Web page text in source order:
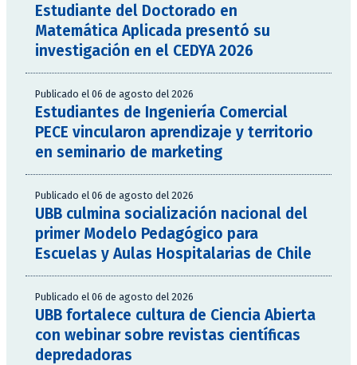
Estudiante del Doctorado en
Matemática Aplicada presentó su
investigación en el CEDYA 2026
Publicado el 06 de agosto del 2026
Estudiantes de Ingeniería Comercial
PECE vincularon aprendizaje y territorio
en seminario de marketing
Publicado el 06 de agosto del 2026
UBB culmina socialización nacional del
primer Modelo Pedagógico para
Escuelas y Aulas Hospitalarias de Chile
Publicado el 06 de agosto del 2026
UBB fortalece cultura de Ciencia Abierta
con webinar sobre revistas científicas
depredadoras